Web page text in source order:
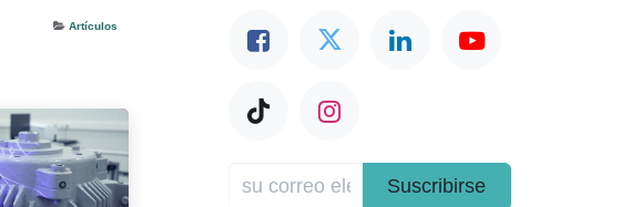
Artículos
Suscribirse